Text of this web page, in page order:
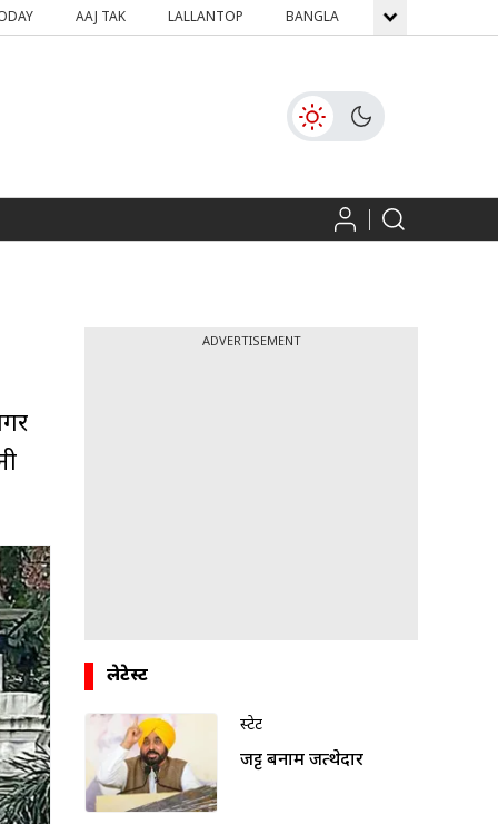
AAJ TAK LALLANTOP BANGLA GNTTV
ADVERTISEMENT
लेटेस्ट
स्टेट
जट्ट बनाम जत्थेदार